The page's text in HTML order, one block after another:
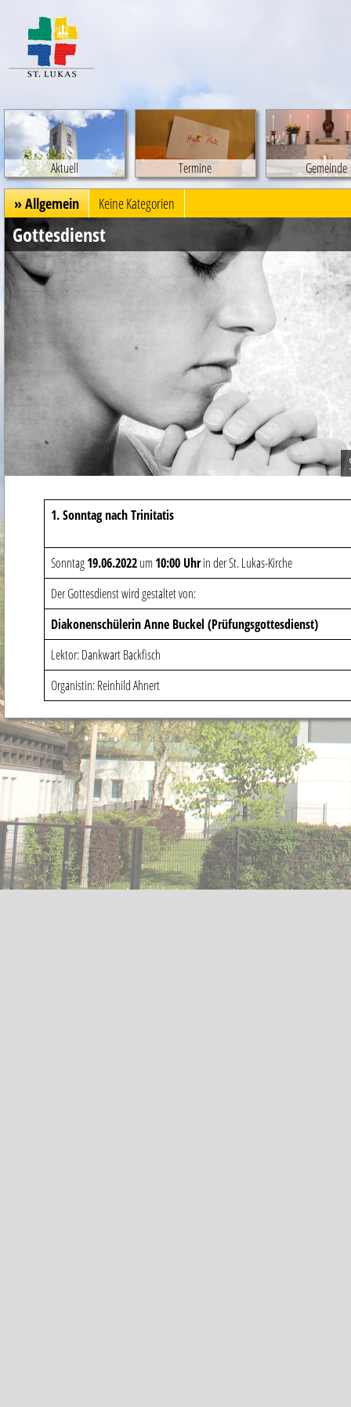
Aktuell Termine Gemeinde
» Allgemein Keine Kategorien
Gottesdienst
1. Sonntag nach Trinitatis
Sonntag19.06.2022um 10:00 Uhrin der St. Lukas-Kirche
Der Gottesdienst wird gestaltet von:
Diakonenschülerin Anne Buckel (Prüfungsgottesdienst)
Lektor: Dankwart Backfisch
Organistin: Reinhild Ahnert